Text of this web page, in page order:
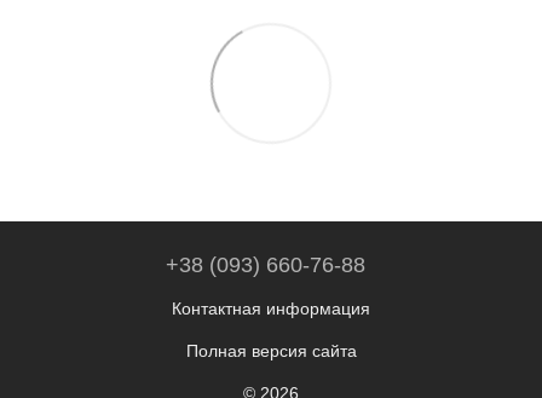
+38 (093) 660-76-88
Контактная информация
Полная версия сайта
© 2026